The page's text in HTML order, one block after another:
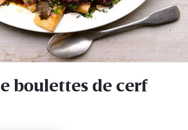
boulettes de cerf